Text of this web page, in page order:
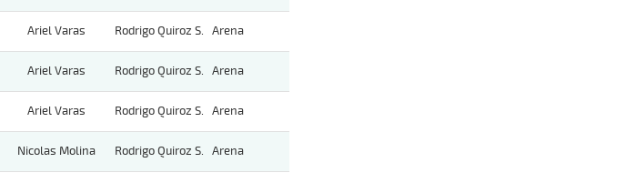
Ariel Varas Rodrigo Quiroz S. Arena
Ariel Varas Rodrigo Quiroz S. Arena
Ariel Varas Rodrigo Quiroz S. Arena
Nicolas Molina Rodrigo Quiroz S. Arena